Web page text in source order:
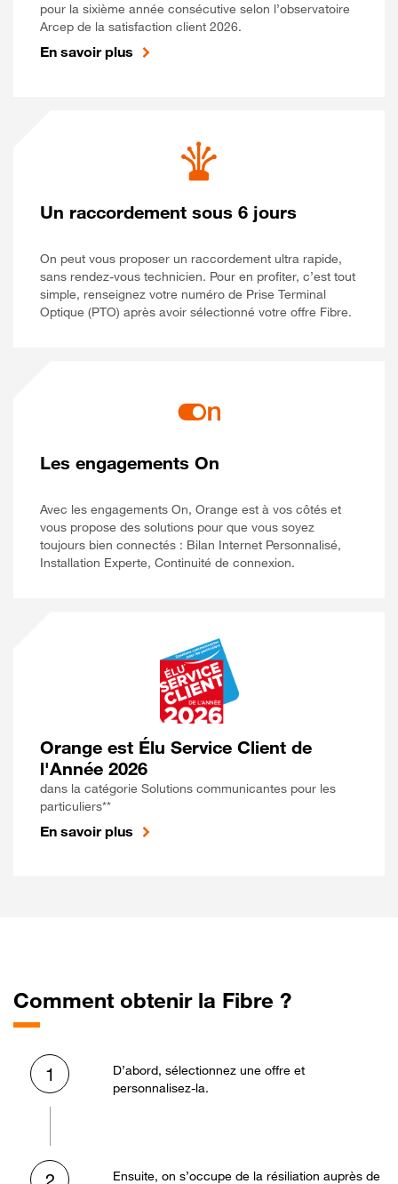
pour la sixième année consécutive selon l’observatoire
Arcep de la satisfaction client 2026.
En savoir plus
Un raccordement sous 6 jours
On peut vous proposer un raccordement ultra rapide,
sans rendez-vous technicien. Pour en profiter, c’est tout
simple, renseignez votre numéro de Prise Terminal
Optique (PTO) après avoir sélectionné votre offre Fibre.
Les engagements On
Avec les engagements On, Orange est à vos côtés et
vous propose des solutions pour que vous soyez
toujours bien connectés : Bilan Internet Personnalisé,
Installation Experte, Continuité de connexion.
Orange est Élu Service Client de
l'Année 2026
dans la catégorie Solutions communicantes pour les
particuliers**
En savoir plus
Comment obtenir la Fibre ?
1
D’abord, sélectionnez une offre et
personnalisez-la.
Ensuite, on s’occupe de la résiliation auprès de